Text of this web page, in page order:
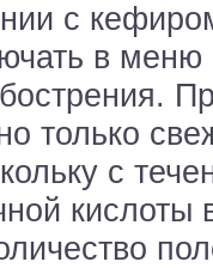
с
в
только
с
кислоты